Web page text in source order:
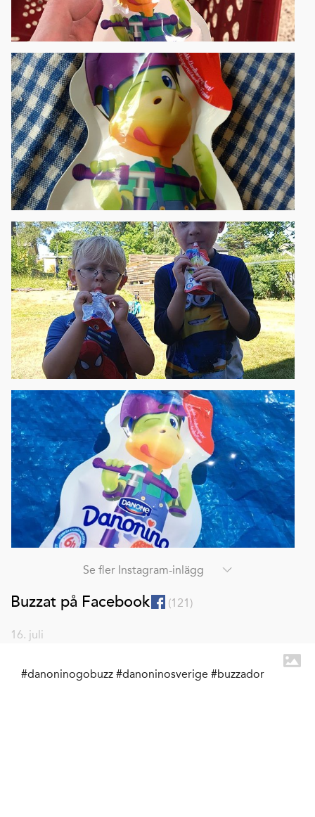
Se fler Instagram-inlägg
Buzzat på Facebook (121 )
16. juli
#danoninogobuzz #danoninosverige #buzzador